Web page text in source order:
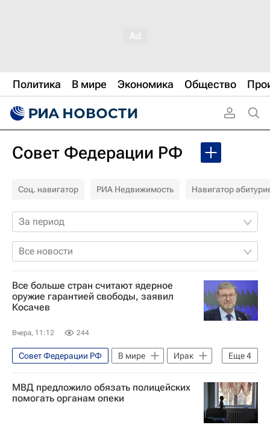
Политика В мире Экономика Общество
Совет Федерации РФ
Соц. навигатор РИА Недвижимость Навигатор
За период
Все новости
Все больше стран считают ядерное
оружие гарантией свободы, заявил
Косачев
Вчера, 11:12 244
Еще4
Совет Федерации РФ В мире
Ирак
Ливия
Иран
Константин Косачев
ООН
МВД предложило обязать полицейских
помогать органам опеки